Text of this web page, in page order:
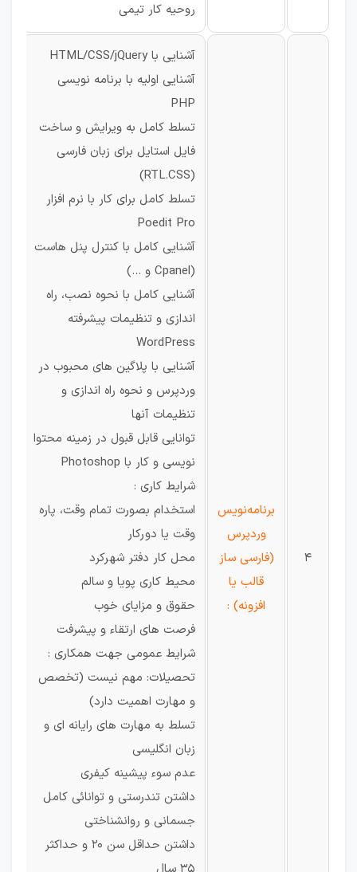
روحیه کار تیمی
4
برنامه‌نویس
وردپرس
(فارسی ساز
قالب یا
افزونه) :
آشنایی با HTML/CSS/jQuery
آشنایی اولیه با برنامه نویسی
PHP
تسلط کامل به ویرایش و ساخت
فایل استایل برای زبان فارسی
(RTL.CSS)
تسلط کامل برای کار با نرم افزار
Poedit Pro
آشنایی کامل با کنترل پنل هاست
(Cpanel و …)
آشنایی کامل با نحوه نصب، راه
اندازی و تنظیمات پیشرفته
WordPress
آشنایی با پلاگین های محبوب در
وردپرس و نحوه راه اندازی و
تنظیمات آنها
توانایی قابل قبول در زمینه محتوا
نویسی و کار با Photoshop
شرایط کاری :
استخدام بصورت تمام وقت، پاره
وقت یا دورکار
محل کار دفتر شهرکرد
محیط کاری پویا و سالم
حقوق و مزایای خوب
فرصت های ارتقاء و پیشرفت
شرایط عمومی جهت همکاری :
تحصیلات: مهم نیست (تخصص
و مهارت اهمیت دارد)
تسلط به مهارت های رایانه ای و
زبان انگلیسی
عدم سوء پیشینه کیفری
داشتن تندرستی و توانائی کامل
جسمانی و روانشناختی
داشتن حداقل سن ۲۰ و حداکثر